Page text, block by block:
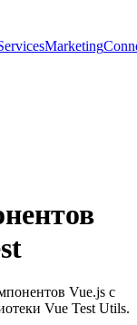
Marketing
Vue.js с
Vue Test Utils.